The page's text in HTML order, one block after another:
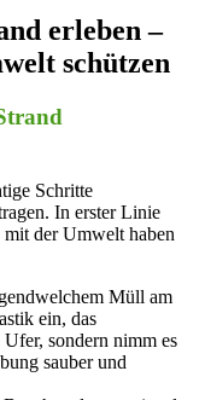
erleben –
schützen
Schritte
In erster Linie
der Umwelt haben
Müll am
ein, das
sondern nimm es
sauber und